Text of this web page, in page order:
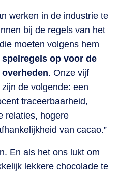
werken in de industrie te
bij de regels van het
moeten volgens hem
op voor de
. Onze vijf
de volgende: een
traceerbaarheid,
relaties, hogere
van cacao.”
En als het ons lukt om
lekkere chocolade te